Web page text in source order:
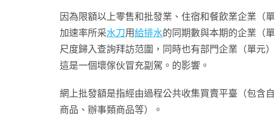
因為限額以上零售和批發業、住宿和餐飲業企業（
加速率所采水刀用給排水的同期數與本期的企業（
尺度歸入查詢拜訪范圍，同時也有部門企業（單元
這是一個壞傢伙冒充副駕。的影響。
網上批發額是指經由過程公共收集買賣平臺（包含
商品、辦事類商品等）。